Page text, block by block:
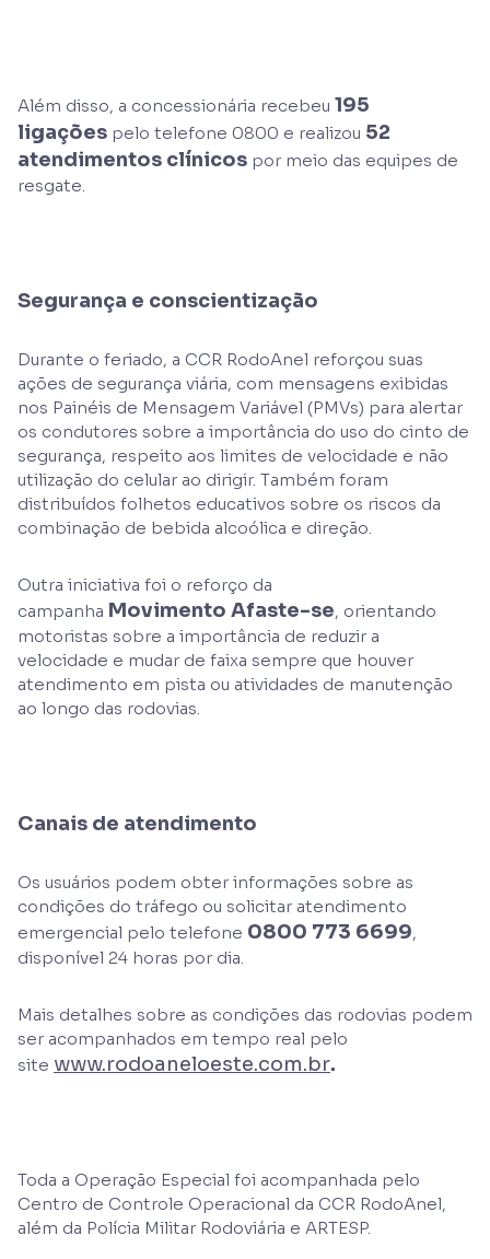
Além disso, a concessionária recebeu 195
ligações pelo telefone 0800 e realizou 52
atendimentos clínicos por meio das equipes de
resgate.
Segurança e conscientização
Durante o feriado, a CCR RodoAnel reforçou suas
ações de segurança viária, com mensagens exibidas
nos Painéis de Mensagem Variável (PMVs) para alertar
os condutores sobre a importância do uso do cinto de
segurança, respeito aos limites de velocidade e não
utilização do celular ao dirigir. Também foram
distribuídos folhetos educativos sobre os riscos da
combinação de bebida alcoólica e direção.
Outra iniciativa foi o reforço da
campanha Movimento Afaste-se, orientando
motoristas sobre a importância de reduzir a
velocidade e mudar de faixa sempre que houver
atendimento em pista ou atividades de manutenção
ao longo das rodovias.
Canais de atendimento
Os usuários podem obter informações sobre as
condições do tráfego ou solicitar atendimento
emergencial pelo telefone 0800 773 6699,
disponível 24 horas por dia.
Mais detalhes sobre as condições das rodovias podem
ser acompanhados em tempo real pelo
site www.rodoaneloeste.com.br.
Toda a Operação Especial foi acompanhada pelo
Centro de Controle Operacional da CCR RodoAnel,
além da Polícia Militar Rodoviária e ARTESP.